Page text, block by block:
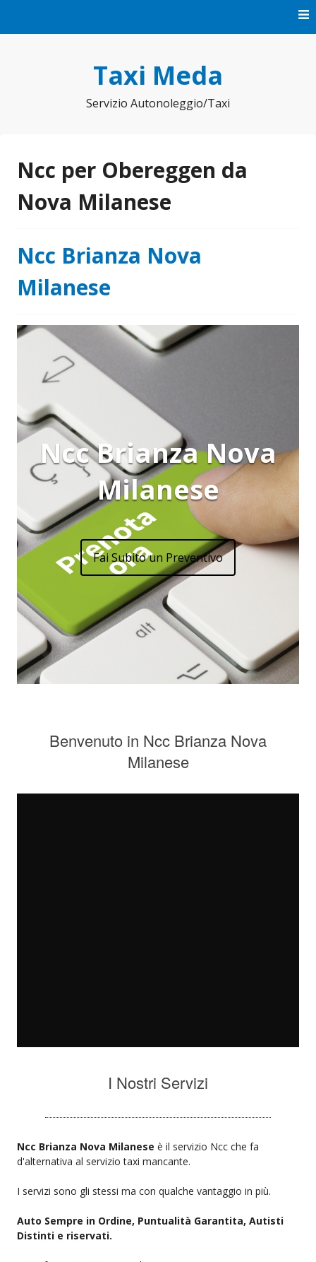
Taxi Meda
Servizio Autonoleggio/Taxi
Ncc per Obereggen da
Nova Milanese
Ncc Brianza Nova
Milanese
Ncc Brianza Nova
Milanese
Fai Subito un Preventivo
Benvenuto in Ncc Brianza Nova
Milanese
I Nostri Servizi
Ncc Brianza Nova Milanese è il servizio Ncc che fa
d'alternativa al servizio taxi mancante.
I servizi sono gli stessi ma con qualche vantaggio in più.
Auto Sempre in Ordine, Puntualità Garantita, Autisti
Distinti e riservati.